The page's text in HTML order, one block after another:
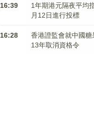
16:39
1年期港元隔夜平均
月12日進行投標
16:28
香港證監會就中國
13年取消資格令